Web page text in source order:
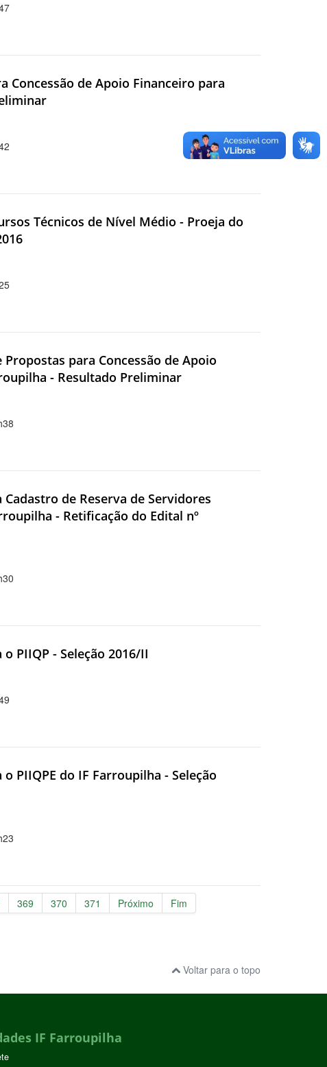
Concessão de Apoio Financeiro para
Técnicos de Nível Médio - Proeja do
Propostas para Concessão de Apoio
- Resultado Preliminar
Cadastro de Reserva de Servidores
- Retificação do Edital nº
PIIQP - Seleção 2016/II
PIIQPE do IF Farroupilha - Seleção
369 370 371 Próximo
Fim
Voltar para o topo
IF Farroupilha